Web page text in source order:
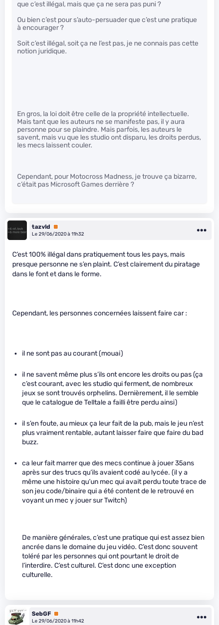
que c’est illégal, mais que ça ne sera pas puni ?
Ou bien c’est pour s’auto-persuader que c’est une pratique
à encourager ?
Soit c’est illégal, soit ça ne l’est pas, je ne connais pas cette
notion juridique.
En gros, la loi doit être celle de la propriété intellectuelle.
Mais tant que les auteurs ne se manifeste pas, il y aura
personne pour se plaindre. Mais parfois, les auteurs le
savent, mais vu que les studio ont disparu, les droits perdus,
les mecs laissent couler.
Cependant, pour Motocross Madness, je trouve ça bizarre,
c’était pas Microsoft Games derrière ?
tazvld
Premium
Le 29/06/2020 à 11h32
C’est 100% illégal dans pratiquement tous les pays, mais
presque personne ne s’en plaint. C’est clairement du piratage
dans le font et dans le forme.
Cependant, les personnes concernées laissent faire car :
il ne sont pas au courant (mouai)
il ne savent même plus s’ils ont encore les droits ou pas (ça
c’est courant, avec les studio qui ferment, de nombreux
jeux se sont trouvés orphelins. Dernièrement, il le semble
que le catalogue de Telltale a failli être perdu ainsi)
il s’en foute, au mieux ça leur fait de la pub, mais le jeu n’est
plus vraiment rentable, autant laisser faire que faire du bad
buzz.
ca leur fait marrer que des mecs continue à jouer 35ans
après sur des trucs qu’ils avaient codé au lycée. (il y a
même une histoire qu’un mec qui avait perdu toute trace de
son jeu code/binaire qui a été content de le retrouvé en
voyant un mec y jouer sur Twitch)
De manière générales, c’est une pratique qui est assez bien
ancrée dans le domaine du jeu vidéo. C’est donc souvent
toléré par les personnes qui ont pourtant le droit de
l’interdire. C’est culturel. C’est donc une exception
culturelle.
SebGF Premium
Le 29/06/2020 à 11h42